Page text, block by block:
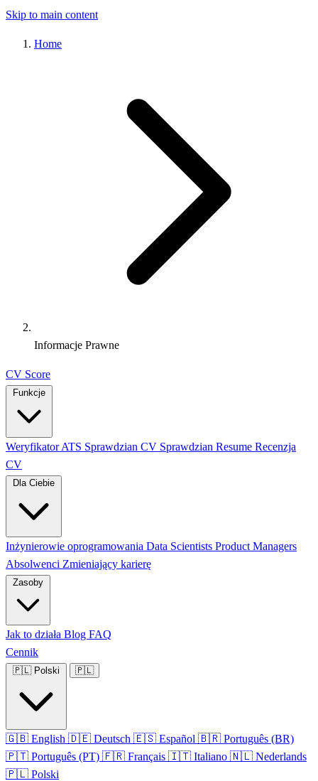
Skip to main content
Home
Informacje Prawne
CV Score
Weryfikator ATS Sprawdzian CV Sprawdzian Resume Recenzja
CV
Inżynierowie oprogramowania Data Scientists Product Managers
Absolwenci Zmieniający karierę
Jak to działa Blog FAQ
Cennik
🇵🇱 Polski 🇵🇱
🇬🇧 English 🇩🇪 Deutsch 🇪🇸 Español 🇧🇷 Português (BR)
🇵🇹 Português (PT) 🇫🇷 Français 🇮🇹 Italiano 🇳🇱 Nederlands
🇵🇱 Polski